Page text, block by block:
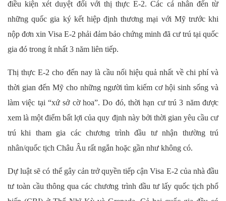
điều kiện xét duyệt đối với thị thực E-2. Các cá nhân đến từ
những quốc gia ký kết hiệp định thương mại với Mỹ trước khi
nộp đơn xin Visa E-2 phải đảm bảo chứng minh đã cư trú tại quốc
gia đó trong ít nhất 3 năm liên tiếp.
Thị thực E-2 cho đến nay là cầu nối hiệu quả nhất về chi phí và
thời gian đến Mỹ cho những người tìm kiếm cơ hội sinh sống và
làm việc tại “xứ sở cờ hoa”. Do đó, thời hạn cư trú 3 năm được
xem là một điểm bất lợi của quy định này bởi thời gian yêu cầu cư
trú khi tham gia các chương trình đầu tư nhận thường trú
nhân/quốc tịch Châu Âu rất ngắn hoặc gần như không có.
Dự luật sẽ có thể gây cản trở quyền tiếp cận Visa E-2 của nhà đầu
tư toàn cầu thông qua các chương trình đầu tư lấy quốc tịch phổ